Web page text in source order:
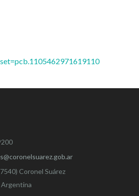
Coronel Suárez